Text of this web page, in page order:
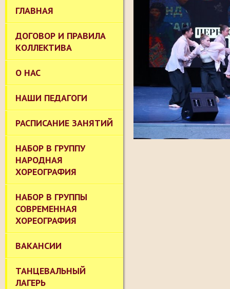
ГЛАВНАЯ
ДОГОВОР И ПРАВИЛА
КОЛЛЕКТИВА
О НАС
НАШИ ПЕДАГОГИ
РАСПИСАНИЕ ЗАНЯТИЙ
НАБОР В ГРУППУ
НАРОДНАЯ
ХОРЕОГРАФИЯ
НАБОР В ГРУППЫ
СОВРЕМЕННАЯ
ХОРЕОГРАФИЯ
ВАКАНСИИ
ТАНЦЕВАЛЬНЫЙ
ЛАГЕРЬ